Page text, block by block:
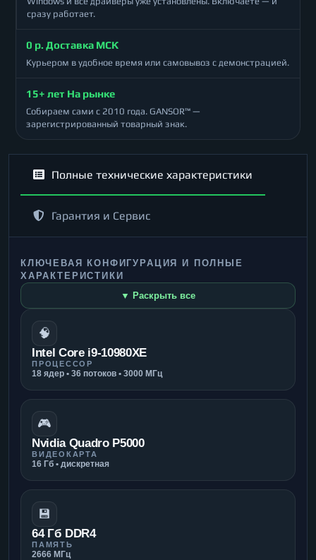
сразу работает.
0 р. Доставка МСК
Курьером в удобное время или самовывоз с демонстрацией.
15+ лет На рынке
Собираем сами с 2010 года. GANSOR™ —
зарегистрированный товарный знак.
Полные технические характеристики
Гарантия и Сервис
КЛЮЧЕВАЯ КОНФИГУРАЦИЯ И ПОЛНЫЕ
ХАРАКТЕРИСТИКИ
▼ Раскрыть все
🧠
Intel Core i9-10980XE
ПРОЦЕССОР
18 ядер • 36 потоков • 3000 МГц
🎮
Nvidia Quadro P5000
ВИДЕОКАРТА
16 Гб • дискретная
💾
64 Гб DDR4
ПАМЯТЬ
2666 МГц